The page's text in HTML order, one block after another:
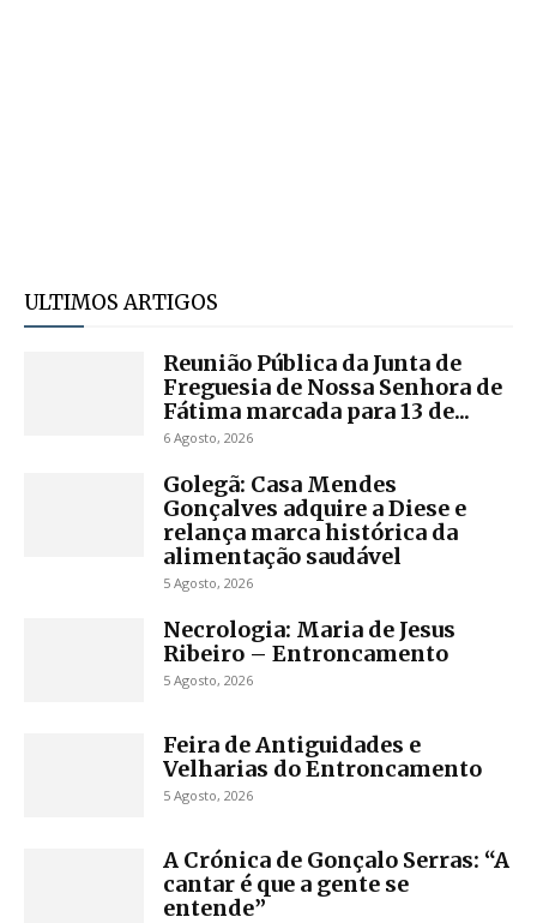
ULTIMOS ARTIGOS
Reunião Pública da Junta de
Freguesia de Nossa Senhora de
Fátima marcada para 13 de...
6 Agosto, 2026
Golegã: Casa Mendes
Gonçalves adquire a Diese e
relança marca histórica da
alimentação saudável
5 Agosto, 2026
Necrologia: Maria de Jesus
Ribeiro – Entroncamento
5 Agosto, 2026
Feira de Antiguidades e
Velharias do Entroncamento
5 Agosto, 2026
A Crónica de Gonçalo Serras: “A
cantar é que a gente se
entende”